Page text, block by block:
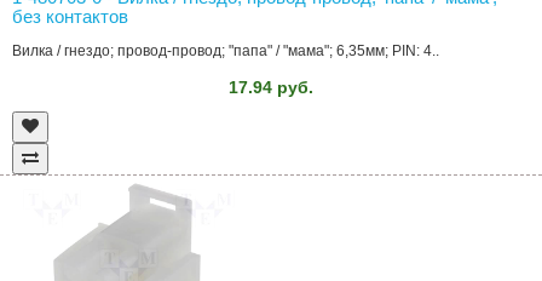
без контактов
Вилка / гнездо; провод-провод; "папа" / "мама"; 6,35мм; PIN: 4..
17.94 руб.